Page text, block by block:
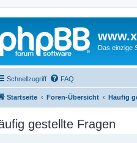
Das einzige
Schnellzugriff FAQ
Startseite Foren-Übersicht Häufig
gestellte Fragen